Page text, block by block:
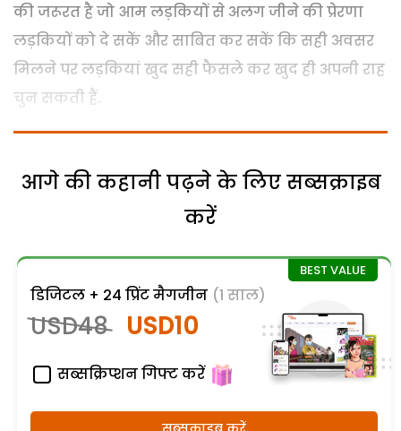
की जरूरत है जो आम लड़कियों से अलग जीने की प्रेरणा
लड़कियों को दे सकें और साबित कर सकें कि सही अवसर
मिलने पर लड़कियां खुद सही फैसले कर खुद ही अपनी राह
चुन सकती हैं.
आगे की कहानी पढ़ने के लिए सब्सक्राइब
करें
डिजिटल + 24 प्रिंट मैगजीन (1 साल)
USD48 USD10
सब्सक्रिप्शन गिफ्ट करें